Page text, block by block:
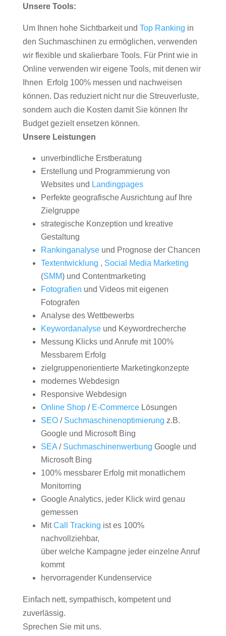
Unsere Tools:
Um Ihnen hohe Sichtbarkeit und Top Ranking in
den Suchmaschinen zu ermöglichen, verwenden
wir flexible und skalierbare Tools. Für Print wie in
Online verwenden wir eigene Tools, mit denen wir
Ihnen Erfolg 100% messen und nachweisen
können. Das reduziert nicht nur die Streuverluste,
sondern auch die Kosten damit Sie können Ihr
Budget gezielt ensetzen können.
Unsere Leistungen
unverbindliche Erstberatung
Erstellung und Programmierung von
Websites und Landingpages
Perfekte geografische Ausrichtung auf Ihre
Zielgruppe
strategische Konzeption und kreative
Gestaltung
Rankinganalyseund Prognose der Chancen
Textentwicklung , Social Media Marketing
(SMM) und Contentmarketing
Fotografien und Videos mit eigenen
Fotografen
Analyse des Wettbewerbs
Keywordanalyseund Keywordrecherche
Messung Klicks und Anrufe mit 100%
Messbarem Erfolg
zielgruppenorientierte Marketingkonzepte
modernes Webdesign
Responsive Webdesign
Online Shop/ E-CommerceLösungen
SEO/ Suchmaschinenoptimierung z.B.
Google und Microsoft Bing
SEA/ Suchmaschinenwerbung Google und
Microsoft Bing
100% messbarer Erfolg mit monatlichem
Monitorring
Google Analytics, jeder Klick wird genau
gemessen
MitCall Tracking ist es 100%
nachvollziehbar,
über welche Kampagne jeder einzelne Anruf
kommt
hervorragender Kundenservice
Einfach nett, sympathisch, kompetent und
zuverlässig.
Sprechen Sie mit uns.